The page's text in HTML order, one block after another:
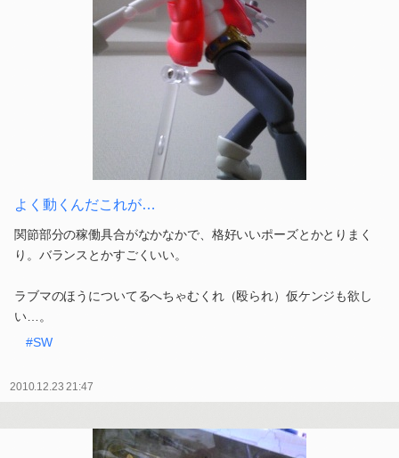
よく動くんだこれが…
関節部分の稼働具合がなかなかで、格好いいポーズとかとりまく
り。バランスとかすごくいい。
ラブマのほうについてるへちゃむくれ（殴られ）仮ケンジも欲し
い…。
#SW
2010.12.23 21:47